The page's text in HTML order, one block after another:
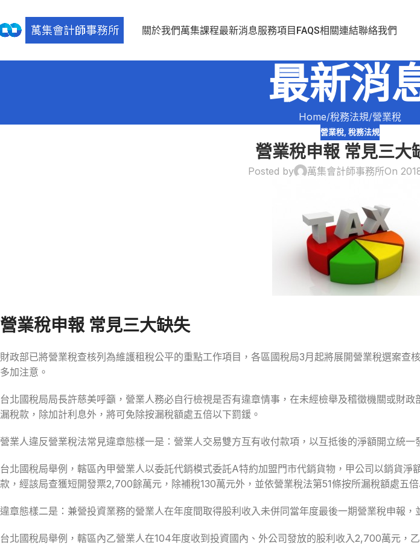
關於我們萬集課程最新消息服務項目 FAQS相關連結聯絡我們
最新消
Home 稅務法規 營業稅
營業稅, 稅務法規
營業稅申報 常見三大
Posted by 萬集會計師事務所On
營業稅申報 常見三大缺失
財政部已將營業稅查核列為維護租稅公平的重點工作項目，各區國稅局3月起將展開營業稅選案查
多加注意。
台北國稅局局長許慈美呼籲，營業人務必自行檢視是否有違章情事，在未經檢舉及稽徵機關或財
漏稅款，除加計利息外，將可免除按漏稅額處五倍以下罰鍰。
營業人違反營業稅法常見違章態樣一是：營業人交易雙方互有收付款項，以互抵後的淨額開立統一
台北國稅局舉例，轄區內甲營業人以委託代銷模式委託A特約加盟門市代銷貨物，甲公司以銷貨
款，經該局查獲短開發票2,700餘萬元，除補稅130萬元外，並依營業稅法第51條按所漏稅額處五倍
違章態樣二是：兼營投資業務的營業人在年度間取得股利收入未併同當年度最後一期營業稅申報
台北國稅局舉例，轄區內乙營業人在104年度收到投資國內、外公司發放的股利收入2,700萬元，